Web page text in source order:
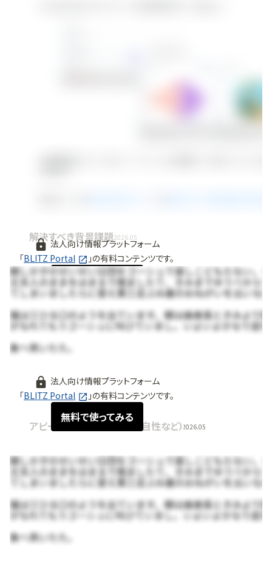
法人向け情報プラットフォーム
「BLITZ Portal 」の有料コンテンツです。
無料で使ってみる
解決すべき背景課題2026.05
法人向け情報プラットフォーム
「BLITZ Portal 」の有料コンテンツです。
無料で使ってみる
アピールポイント (強み・独自性など)2026.05